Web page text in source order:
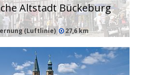
Altstadt Bückeburg
(Luftlinie) 27,6 km